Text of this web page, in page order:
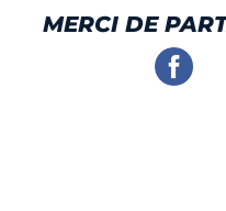
MERCI DE